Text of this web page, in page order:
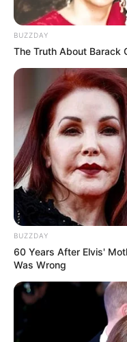
(foto:
4. Jamie dengan
yang serba hitam
BUZZDAY
The Truth About Barack
BUZZDAY
60 Years After Elvis'
Was Wrong